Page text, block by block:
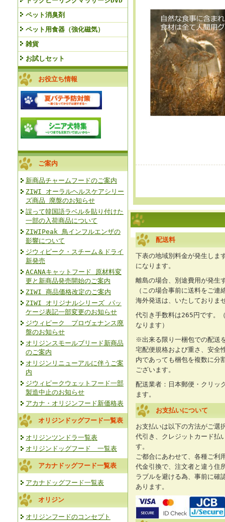
ペット消臭剤
ペット用食器（強化磁気）
雑貨
お試しセット
お役立ち情報
ご案内
新商品チャームフードのご案内
ZIWI オーラルヘルスケアシリー
ズ商品 廃盤のお知らせ
誤って韓国語ラベルを貼り付けた
一部の入荷商品について
ZIWIPeak 鳥インフルエンザの
影響について
ジウィピーク・スチーム＆ドライ
新発売
ACANAキャットフード 原材料変
更と新商品発売開始のご案内
ZIWI 商品価格改定のご案内
ZIWI オリジナルシリーズ パッ
ケージ表記一部変更のお知らせ
ジウィピーク プロヴェナンス廃
盤のお知らせ
オリジンスモールブリード新商品
のご案内
オリジンリニューアルに伴うご案
内
ジウィピークウェットフード一部
製造中止のお知らせ
アカナ・オリジンフード新価格表
オリジンドッグフード一覧表
オリジンツンドラ一覧表
オリジンドッグフード 一覧表
アカナドッグフード一覧表
アカナドッグフード一覧表
オリジン
オリジンフードのコンセプト
配送料
下表の地域別料金が発生し
になります。
離島の場合、別途費用が発生
（この場合事前に送料をご連
海外発送は、いたしておりま
代引き手数料は265円です。
なります）
※出来る限り一梱包での配送
宅配便規格および重さ、安全
内であっても梱包を複数に分
ございます。
配送業者：日本郵便・クリッ
ます。
お支払いについて
お支払いは以下の方法がご選
代引き、クレジットカード払
す。
ご都合にあわせて、各種ご利
代金引換で、注文者と違う住
ラブルを避ける為、事前に確
あります。